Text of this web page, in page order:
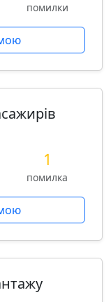
помилки
1
помилка